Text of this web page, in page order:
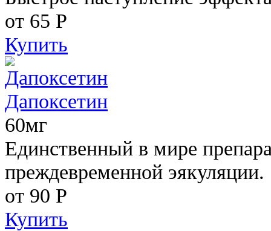
от 65 Р
Купить
Дапоксетин
60мг
Единственный в мире
преждевременной эякуляции.
от 90 Р
Купить